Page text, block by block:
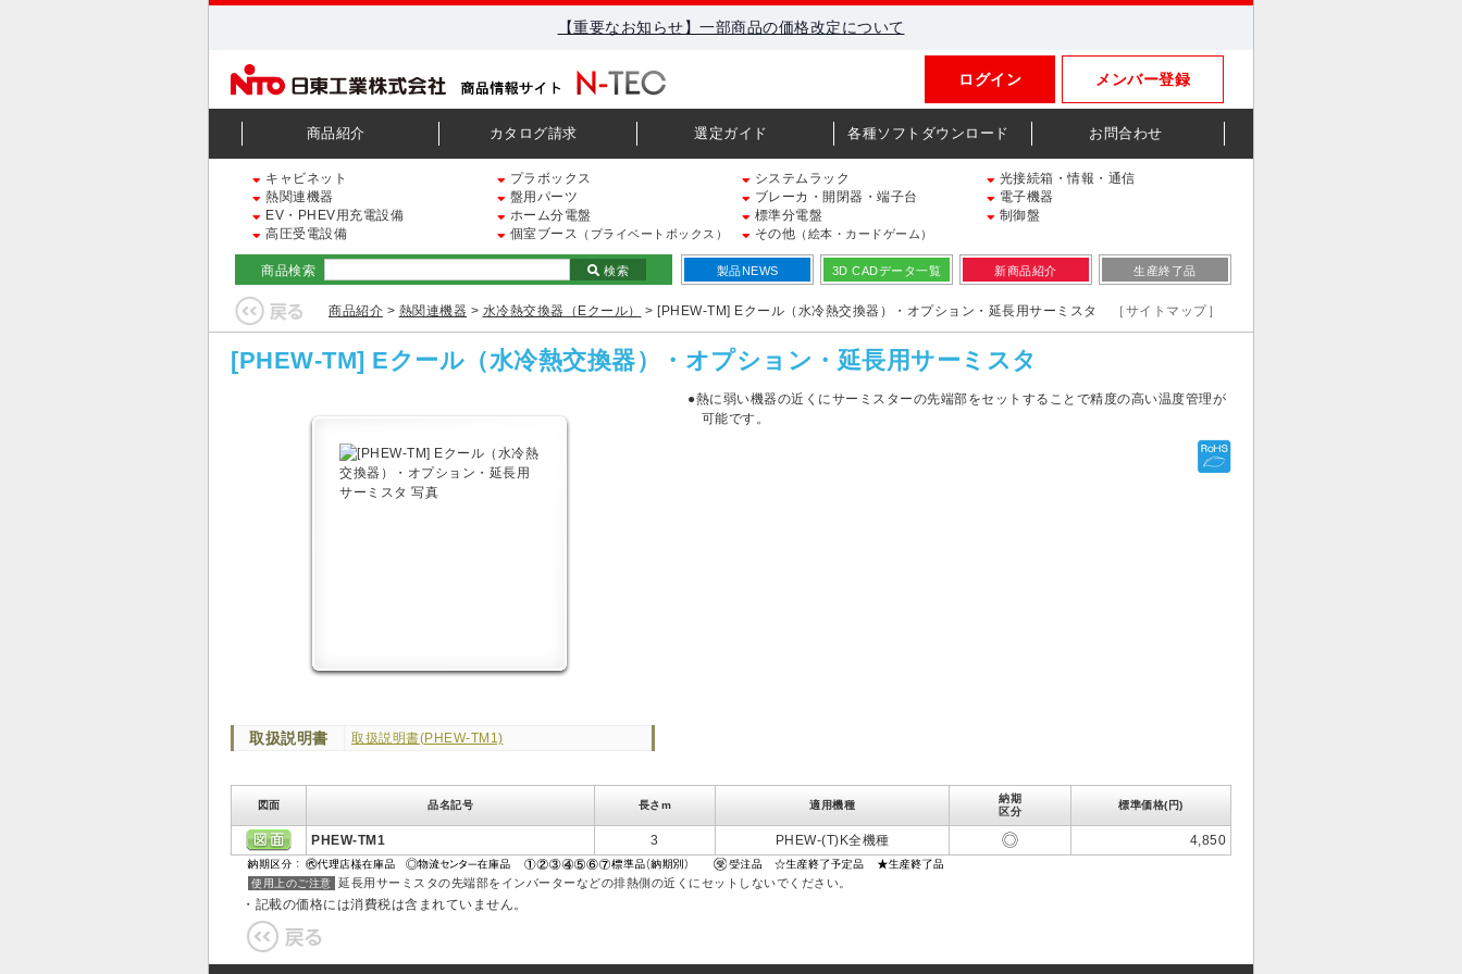
【重要なお知らせ】一部商品の価格改定について
メンバー登録
ログイン
商品紹介 カタログ請求 選定ガイド 各種ソフトダウンロード お問合わせ
キャビネット プラボックス システムラック
光接続箱・情報・通信
熱関連機器
盤用パーツ ブレーカ・開閉器・端子台
電子機器
EV・PHEV用充電設備
ホーム分電盤 標準分電盤
制御盤
高圧受電設備
個室ブース （プライベートボックス） その他 （絵本・カードゲーム）
商品検索 検索 製品NEWS 3D CADデータ一覧 新商品紹介 生産終了品
商品紹介 > 熱関連機器 > 水冷熱交換器（Eクール） > [PHEW-TM] Eクール（水冷熱交換器）・オプション・延長用サーミスタ ［サイトマップ］
[PHEW-TM] Eクール（水冷熱交換器）・オプション・延長用サーミスタ
取扱説明書 取扱説明書(PHEW-TM1)
●熱に弱い機器の近くにサーミスターの先端部をセットすることで精度の高い温度管理が
可能です。
図面 品名記号 長さm 適用機種
納期
区分
標準価格(円)
PHEW-TM1 3 PHEW-(T)K全機種 4,850
使用上のご注意 延長用サーミスタの先端部をインバーターなどの排熱側の近くにセットしないでください。
・記載の価格には消費税は含まれていません。